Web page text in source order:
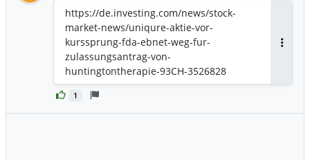
1
https://de.investing.com/news/stock-
market-news/uniqure-aktie-vor-
kurssprung-fda-ebnet-weg-fur-
zulassungsantrag-von-
huntingtontherapie-93CH-3526828